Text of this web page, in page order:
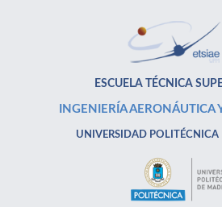
ESCUELA TÉCNICA
INGENIERÍA AERONÁUTICA
UNIVERSIDAD POLITÉCNICA